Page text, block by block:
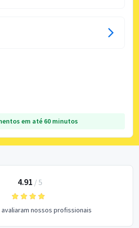
em até 60 minutos
4.91 / 5
nossos profissionais